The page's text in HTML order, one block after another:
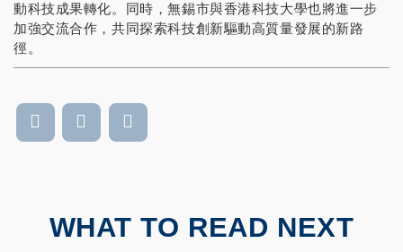
動科技成果轉化。同時，無錫市與香港科技大學也將進一步
加強交流合作，共同探索科技創新驅動高質量發展的新路
徑。
WHAT TO READ NEXT